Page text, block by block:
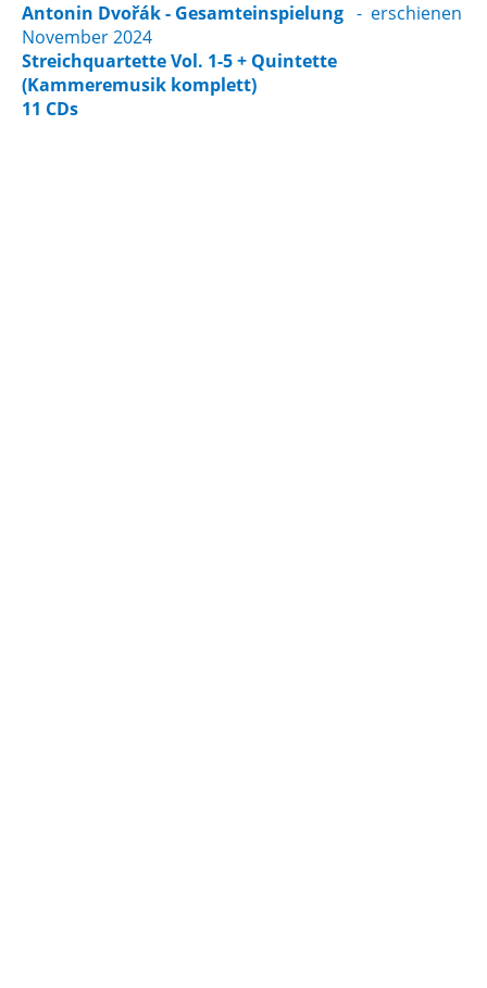
Antonin Dvořák - Gesamteinspielung - erschienen
November 2024
Streichquartette Vol. 1-5 + Quintette
(Kammeremusik komplett)
11 CDs